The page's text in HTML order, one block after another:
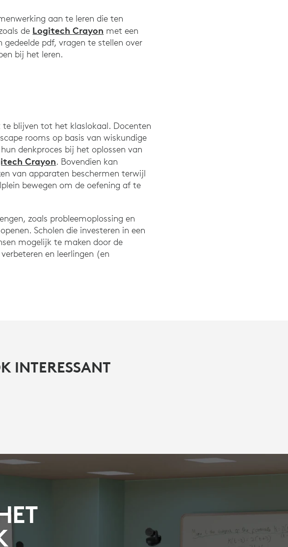
aan te leren die ten
de Logitech Crayon met een
pdf, vragen te stellen over
bij het leren.
blijven tot het klaslokaal. Docenten
rooms op basis van wiskundige
denkproces bij het oplossen van
Crayon. Bovendien kan
van apparaten beschermen terwijl
bewegen om de oefening af te
zoals probleemoplossing en
Scholen die investeren in een
mogelijk te maken door de
en leerlingen (en
INTERESSANT